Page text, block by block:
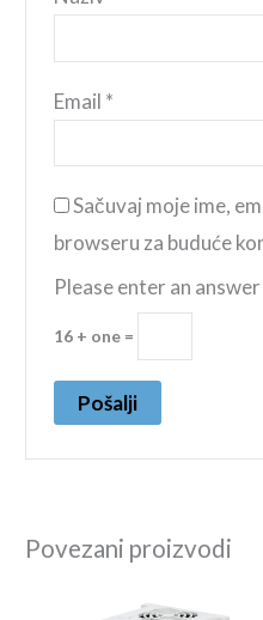
Email *
Sačuvaj moje ime,
browseru za buduće
Please enter an
16 + one =
Povezani proizvodi